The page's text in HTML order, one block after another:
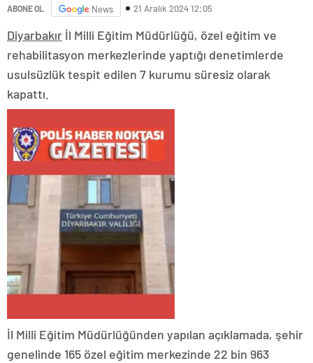
ABONE OL News 21 Aralık 2024 12:05
Diyarbakır İl Milli Eğitim Müdürlüğü, özel eğitim ve
rehabilitasyon merkezlerinde yaptığı denetimlerde
usulsüzlük tespit edilen 7 kurumu süresiz olarak
kapattı.
İl Milli Eğitim Müdürlüğünden yapılan açıklamada, şehir
genelinde 165 özel eğitim merkezinde 22 bin 963